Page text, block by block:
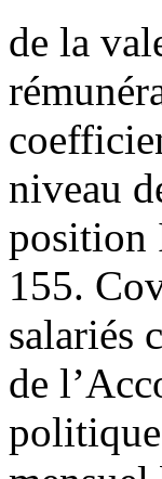
de la
niveau
position
155.
salariés
de